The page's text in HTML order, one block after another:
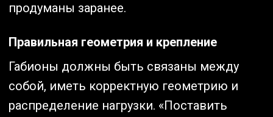
продуманы заранее.
Правильная геометрия и крепление
Габионы должны быть связаны между
собой, иметь корректную геометрию и
распределение нагрузки. «Поставить